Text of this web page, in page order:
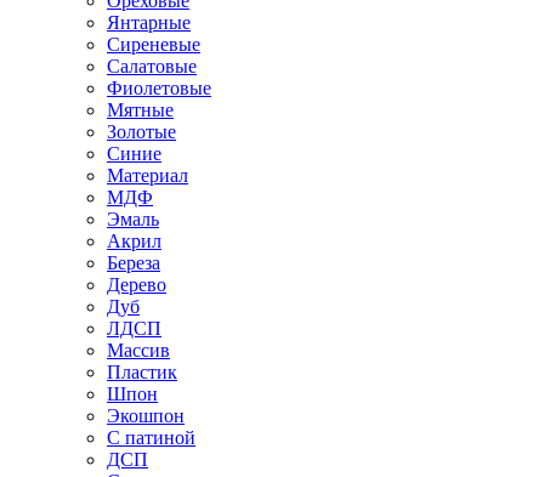
Янтарные
Сиреневые
Салатовые
Фиолетовые
Мятные
Золотые
Синие
Материал
МДФ
Эмаль
Акрил
Береза
Дерево
Дуб
ЛДСП
Массив
Пластик
Шпон
Экошпон
С патиной
ДСП